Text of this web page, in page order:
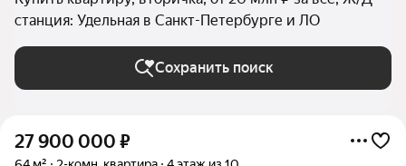
станция: Удельная в Санкт-Петербурге и ЛО
Сохранить поиск
27 900 000 ₽